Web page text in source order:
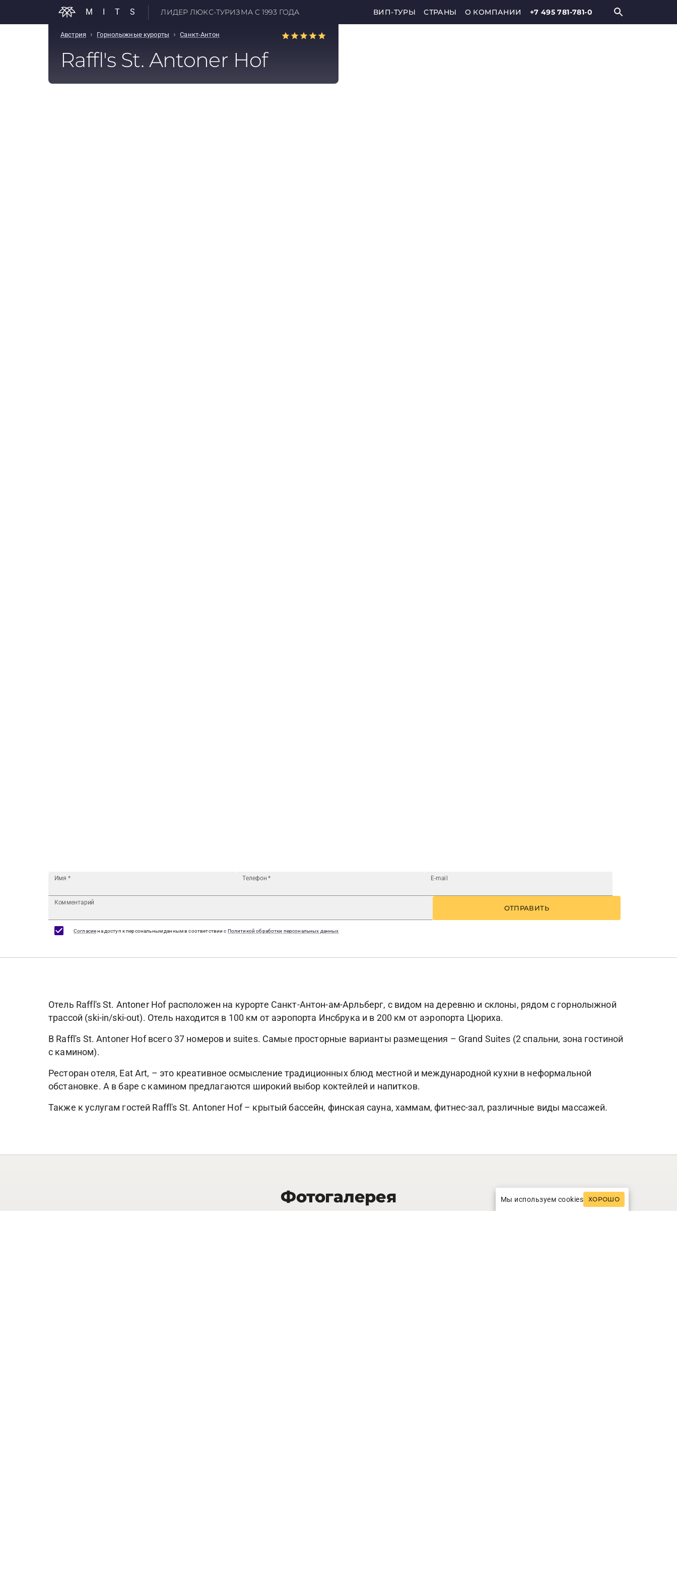
MITS ЛИДЕР ЛЮКС-ТУРИЗМА С 1993 ГОДА ВИП-ТУРЫ СТРАНЫ О КОМПАНИИ +7 495 781-781-0
Австрия › Горнолыжные курорты › Санкт-Антон
Raffl's St. Antoner Hof
Имя * Телефон * E-mail
Комментарий
ОТПРАВИТЬ
Согласиена доступ к персональным данным в соответствии с Политикой обработки персональных данных
Отель Raffl's St. Antoner Hof расположен на курорте Санкт-Антон-ам-Арльберг, с видом на деревню и склоны, рядом с горнолыжной
трассой (ski-in/ski-out). Отель находится в 100 км от аэропорта Инсбрука и в 200 км от аэропорта Цюриха.
В Raffl's St. Antoner Hof всего 37 номеров и suites. Самые просторные варианты размещения – Grand Suites (2 спальни, зона гостиной
с камином).
Ресторан отеля, Eat Art, – это креативное осмысление традиционных блюд местной и международной кухни в неформальной
обстановке. А в баре с камином предлагаются широкий выбор коктейлей и напитков.
Также к услугам гостей Raffl's St. Antoner Hof – крытый бассейн, финская сауна, хаммам, фитнес-зал, различные виды массажей.
Фотогалерея Мы используем cookies ХОРОШО